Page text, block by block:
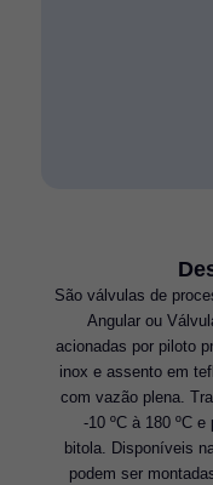
São válvulas de
Angular ou
acionadas por piloto
inox e assento em
com vazão plena.
-10 ºC à 180 ºC
bitola. Disponíveis
podem ser